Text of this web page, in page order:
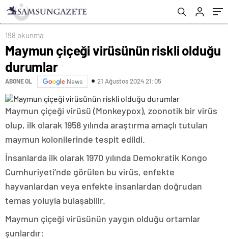
198 okunma
Maymun çiçeği virüsünün riskli olduğu
durumlar
ABONE OL News 21 Ağustos 2024 21:05
Maymun çiçeği virüsü (Monkeypox), zoonotik bir virüs
olup, ilk olarak 1958 yılında araştırma amaçlı tutulan
maymun kolonilerinde tespit edildi.
İnsanlarda ilk olarak 1970 yılında Demokratik Kongo
Cumhuriyeti’nde görülen bu virüs, enfekte
hayvanlardan veya enfekte insanlardan doğrudan
temas yoluyla bulaşabilir.
Maymun çiçeği virüsünün yaygın olduğu ortamlar
şunlardır: